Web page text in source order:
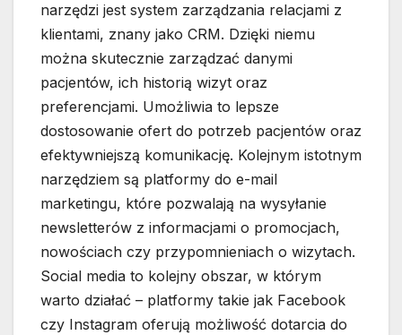
narzędzi jest system zarządzania relacjami z
klientami, znany jako CRM. Dzięki niemu
można skutecznie zarządzać danymi
pacjentów, ich historią wizyt oraz
preferencjami. Umożliwia to lepsze
dostosowanie ofert do potrzeb pacjentów oraz
efektywniejszą komunikację. Kolejnym istotnym
narzędziem są platformy do e-mail
marketingu, które pozwalają na wysyłanie
newsletterów z informacjami o promocjach,
nowościach czy przypomnieniach o wizytach.
Social media to kolejny obszar, w którym
warto działać – platformy takie jak Facebook
czy Instagram oferują możliwość dotarcia do